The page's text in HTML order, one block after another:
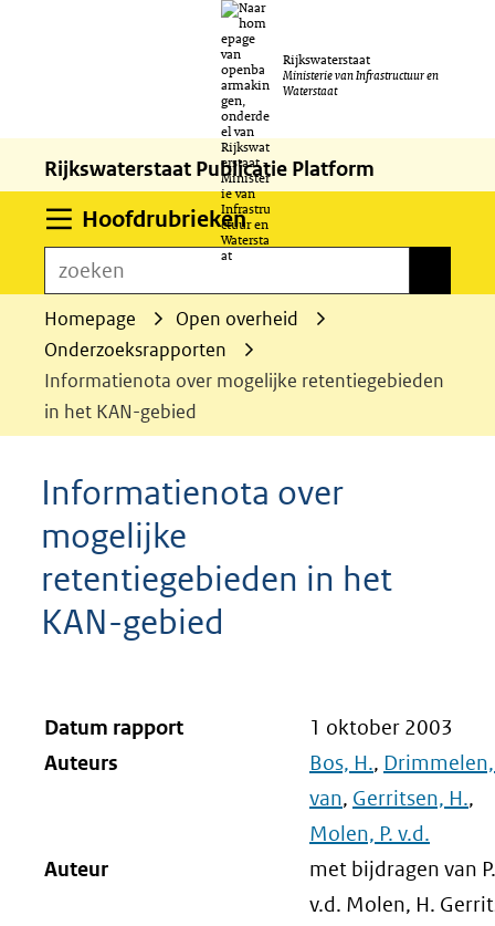
naar
de
inhoud
Rijkswaterstaat
Ministerie van Infrastructuur en
Waterstaat
Rijkswaterstaat Publicatie Platform
HoofdrubriekenUitklappen
zoeken
Homepage
Open overheid
Onderzoeksrapporten
Informatienota over mogelijke retentiegebieden
in het KAN-gebied
Informatienota over
mogelijke
retentiegebieden in het
KAN-gebied
Datum rapport
1 oktober 2003
Auteurs
Bos, H., Drimmelen,
van, Gerritsen, H.,
Molen, P. v.d.
Auteur
met bijdragen van P.
v.d. Molen, H.